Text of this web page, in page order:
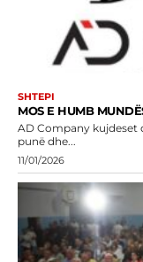
SHTEPI
MOS E HUMB
AD Company kujdeset
punë dhe...
11/01/2026